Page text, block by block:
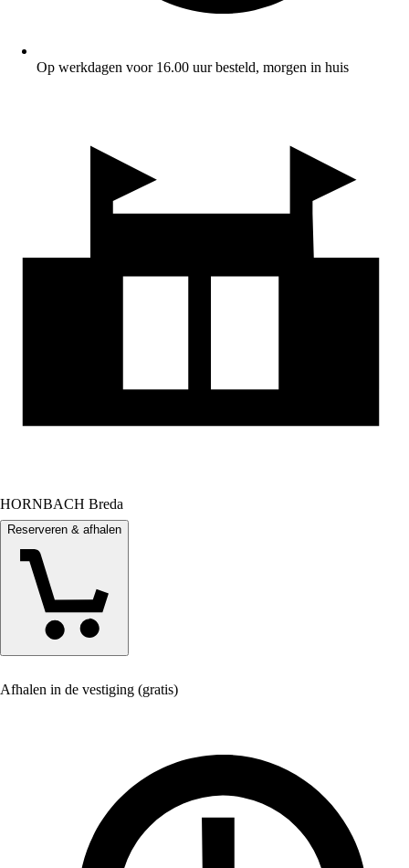
Op werkdagen voor 16.00 uur besteld, morgen in huis
HORNBACH Breda
Reserveren & afhalen
Afhalen in de vestiging (gratis)